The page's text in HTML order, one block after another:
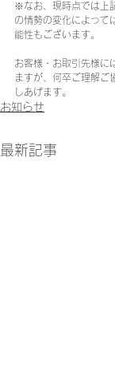
※なお、現時点では上
の情勢の変化によって
能性もございます。
お客様・お取引先様に
ますが、何卒ご理解ご
しあげます。
お知らせ
最新記事